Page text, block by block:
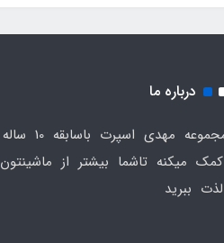
درباره ما
مجموعه مهدی اسپرت باسابقه 10 ساله
کمک میکنه تاشما بیشتر از ماشینتون
لذت ببرید